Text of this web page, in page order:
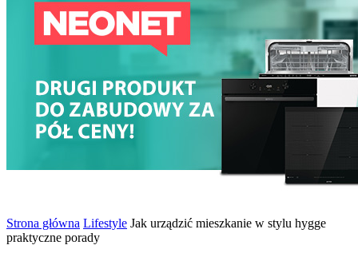
Strona główna Lifestyle Jak urządzić mieszkanie w stylu hygge
praktyczne porady